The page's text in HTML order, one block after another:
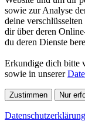
sowie zur Analyse
deine
dir über deren
du deren Dienste
Erkundige dich bitte
sowie in unserer
Zustimmen Nur
Datenschutzerklärung